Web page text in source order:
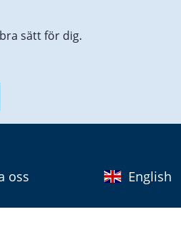
sätt för dig.
oss English